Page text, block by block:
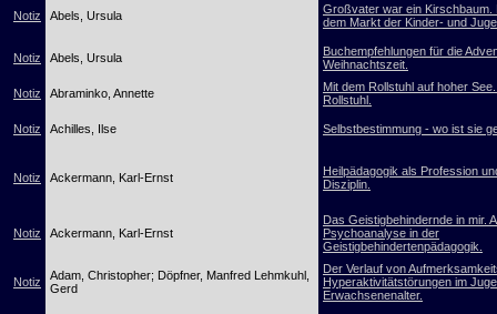
Notiz Abels, Ursula
Großvater war ein Kirschbaum.
dem Markt der Kinder- und
Notiz Abels, Ursula
Buchempfehlungen für die
Weihnachtszeit.
Notiz Abraminko, Annette
Mit dem Rollstuhl auf hoher
Rollstuhl.
Notiz Achilles, Ilse Selbstbestimmung - wo ist sie
Notiz Ackermann, Karl-Ernst
Heilpädagogik als Profession
Disziplin.
Notiz Ackermann, Karl-Ernst
Das Geistigbehindernde in mir.
Psychoanalyse in der
Geistigbehindertenpädagogik.
Notiz
Adam, Christopher; Döpfner, Manfred Lehmkuhl,
Gerd
Der Verlauf von
Hyperaktivitätstörungen im
Erwachsenenalter.